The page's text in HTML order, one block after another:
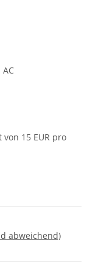
15 EUR pro
abweichend)